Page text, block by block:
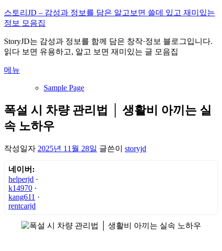
내
용
로
바
가
스토리JD – 감성과 정보를 담은 알고보면 쓸데 있고 재미있는
정보 모음집
StoryJD는 감성과 정보를 함께 담은 창작·정보 블로그입니다.
읽다 보면 유용하고, 알고 보면 재미있는 글 모음집
메뉴
Sample Page
폭설 시 차량 관리법 │ 생활비 아끼는 실
속 노하우
작성일자 2025년 11월 28일 글쓴이 storyjd
네이버:
helperjd ·
k14970 ·
kang611 ·
rentcarjd